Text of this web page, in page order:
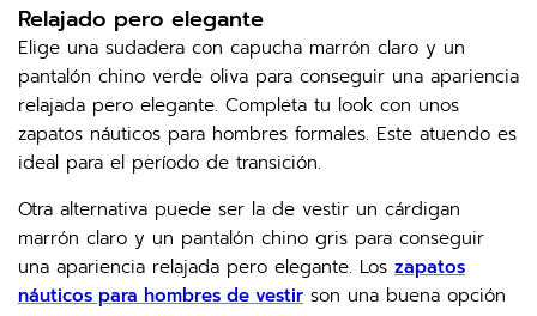
Relajado pero elegante
Elige una sudadera con capucha marrón claro y un
pantalón chino verde oliva para conseguir una apariencia
relajada pero elegante. Completa tu look con unos
zapatos náuticos para hombres formales. Este atuendo es
ideal para el período de transición.
Otra alternativa puede ser la de vestir un cárdigan
marrón claro y un pantalón chino gris para conseguir
una apariencia relajada pero elegante. Los zapatos
náuticos para hombres de vestir son una buena opción